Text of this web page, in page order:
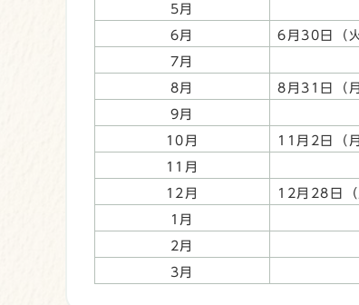
5月
6月 6月30日（火
7月
8月 8月31日（月
9月
10月 11月2日
11月
12月 12月28日（
1月
2月
3月